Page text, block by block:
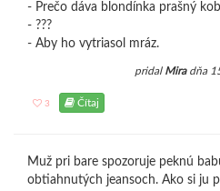
- Prečo dáva blondínka prašný
- ???
- Aby ho vytriasol mráz.
pridal Miradňa
3 Čítaj
Muž pri bare spozoruje peknú
obtiahnutých jeansoch. Ako si ju